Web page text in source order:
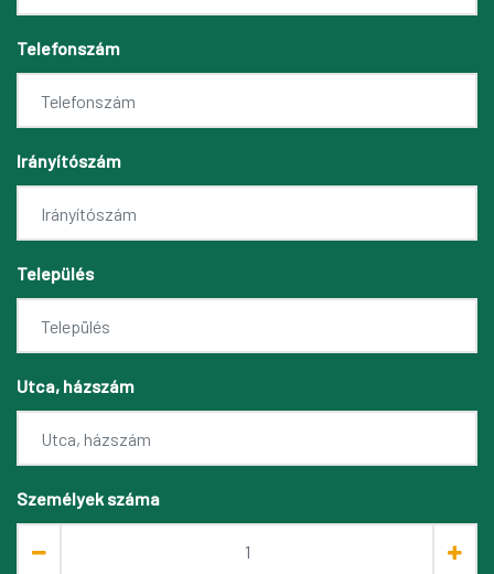
Telefonszám
Irányítószám
Település
Utca, házszám
Személyek száma